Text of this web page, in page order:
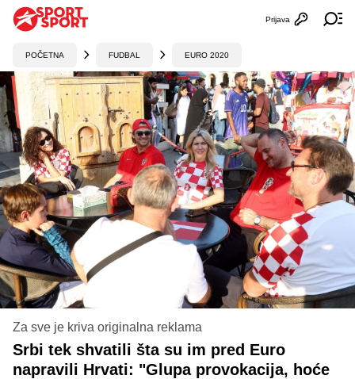
Otvori
Prijava
POČETNA FUDBAL EURO 2020
Za sve je kriva originalna reklama
Srbi tek shvatili šta su im pred Euro
napravili Hrvati: "Glupa provokacija, hoće